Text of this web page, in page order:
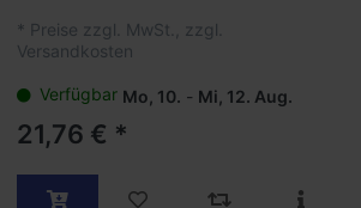
* Preise zzgl. MwSt., zzgl.
Versandkosten
Verfügbar Mo, 10. - Mi, 12. Aug.
21,76 € *